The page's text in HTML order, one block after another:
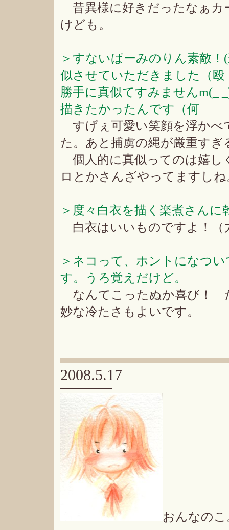
昔異様に好きだったなぁカ
けども。
＞すないぱーみのりん素敵
似させていただきました（殴
勝手に真似てすみません
描きたかったんです（何
すげぇ可愛い笑顔を浮かべ
た。あと捕虜の縄が厳重すぎ
個人的に真似ってのは嬉し
ロとかさんざやってますしね
＞度々白衣を描く楽煮さんに
白衣はいいものですよ！（
＞ネコって、ホントになつ
す。うろ覚えだけど。
なんてこったぬか喜び！
妙な冷たさもよいです。
2008.5.17
おんなのこ